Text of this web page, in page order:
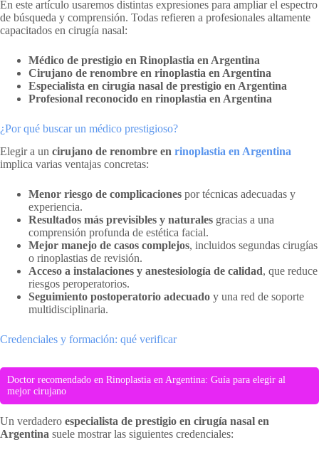
En este artículo usaremos distintas expresiones para ampliar el espectro
de búsqueda y comprensión. Todas refieren a profesionales altamente
capacitados en cirugía nasal:
Médico de prestigio en Rinoplastia en Argentina
Cirujano de renombre en rinoplastia en Argentina
Especialista en cirugía nasal de prestigio en Argentina
Profesional reconocido en rinoplastia en Argentina
¿Por qué buscar un médico prestigioso?
Elegir a un cirujano de renombre en rinoplastia en Argentina
implica varias ventajas concretas:
Menor riesgo de complicaciones por técnicas adecuadas y
experiencia.
Resultados más previsibles y naturales gracias a una
comprensión profunda de estética facial.
Mejor manejo de casos complejos, incluidos segundas cirugías
o rinoplastias de revisión.
Acceso a instalaciones y anestesiología de calidad, que reduce
riesgos peroperatorios.
Seguimiento postoperatorio adecuado y una red de soporte
multidisciplinaria.
Credenciales y formación: qué verificar
Doctor recomendado en Rinoplastia en Argentina: Guía para elegir al
mejor cirujano
Un verdadero especialista de prestigio en cirugía nasal en
Argentina suele mostrar las siguientes credenciales: